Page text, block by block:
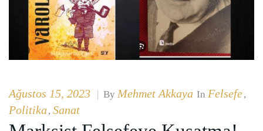
Ağustos 15, 2023 By Mehmet Akkaya In Felsefe,
Politika, Sanat